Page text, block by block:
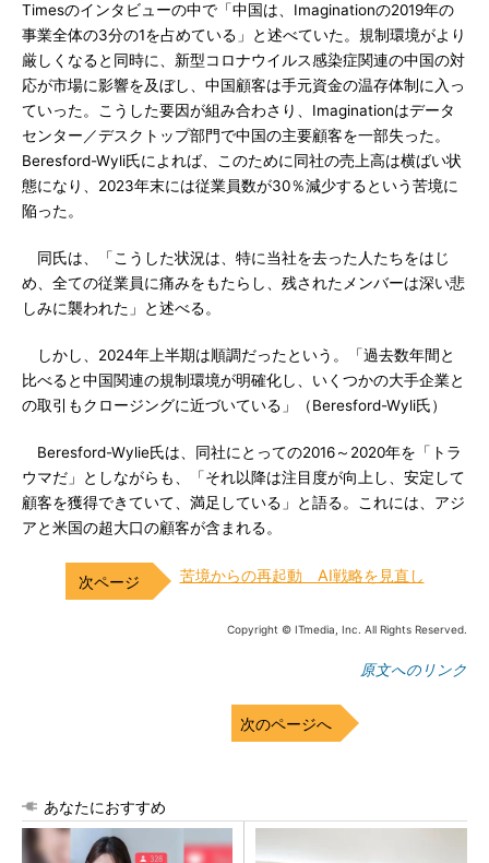
Timesのインタビューの中で「中国は、Imaginationの2019年の
事業全体の3分の1を占めている」と述べていた。規制環境がより
厳しくなると同時に、新型コロナウイルス感染症関連の中国の対
応が市場に影響を及ぼし、中国顧客は手元資金の温存体制に入っ
ていった。こうした要因が組み合わさり、Imaginationはデータ
センター／デスクトップ部門で中国の主要顧客を一部失った。
Beresford-Wyli氏によれば、このために同社の売上高は横ばい状
態になり、2023年末には従業員数が30％減少するという苦境に
陥った。
同氏は、「こうした状況は、特に当社を去った人たちをはじ
め、全ての従業員に痛みをもたらし、残されたメンバーは深い悲
しみに襲われた」と述べる。
しかし、2024年上半期は順調だったという。「過去数年間と
比べると中国関連の規制環境が明確化し、いくつかの大手企業と
の取引もクロージングに近づいている」（Beresford-Wyli氏）
Beresford-Wylie氏は、同社にとっての2016～2020年を「トラ
ウマだ」としながらも、「それ以降は注目度が向上し、安定して
顧客を獲得できていて、満足している」と語る。これには、アジ
アと米国の超大口の顧客が含まれる。
苦境からの再起動 AI戦略を見直し
Copyright © ITmedia, Inc. All Rights Reserved.
原文へのリンク
次のページへ
あなたにおすすめ